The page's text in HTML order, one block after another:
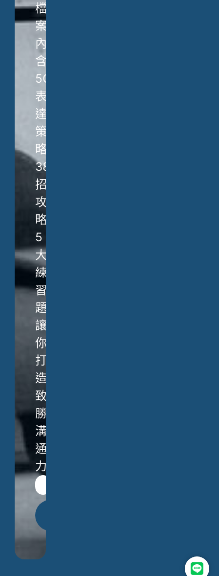
檔
案
內
含
5C
表
達
策
略、
38
招
攻
略、
5
大
練
習
題，
讓
你
打
造
致
勝
溝
通
力。